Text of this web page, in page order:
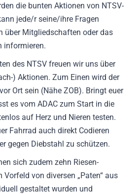
die bunten Aktionen von NTSV-
jede/r seine/ihre Fragen
über Mitgliedschaften oder das
informieren.
des NTSV freuen wir uns über
) Aktionen. Zum Einen wird der
vor Ort sein (Nähe ZOB). Bringt euer
es vom ADAC zum Start in die
auf Herz und Nieren testen.
Fahrrad auch direkt Codieren
gegen Diebstahl zu schützen.
sich zudem zehn Riesen-
Vorfeld von diversen „Paten“ aus
gestaltet wurden und